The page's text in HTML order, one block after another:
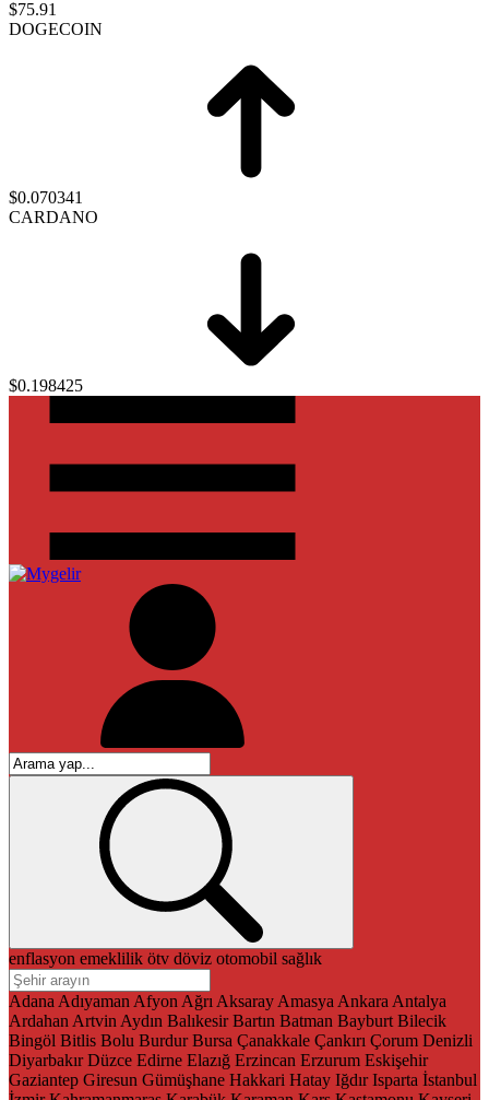
$75.91
DOGECOIN
$0.070341
CARDANO
$0.198425
enflasyon emeklilik ötv döviz otomobil sağlık
Adana Adıyaman Afyon Ağrı Aksaray Amasya Ankara Antalya
Ardahan Artvin Aydın Balıkesir Bartın Batman Bayburt Bilecik
Bingöl Bitlis Bolu Burdur Bursa Çanakkale Çankırı Çorum Denizli
Diyarbakır Düzce Edirne Elazığ Erzincan Erzurum Eskişehir
Gaziantep Giresun Gümüşhane Hakkari Hatay Iğdır Isparta İstanbul